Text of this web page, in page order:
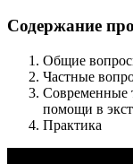
Содержание
Общие
Частные
Современные
помощи в
Практика